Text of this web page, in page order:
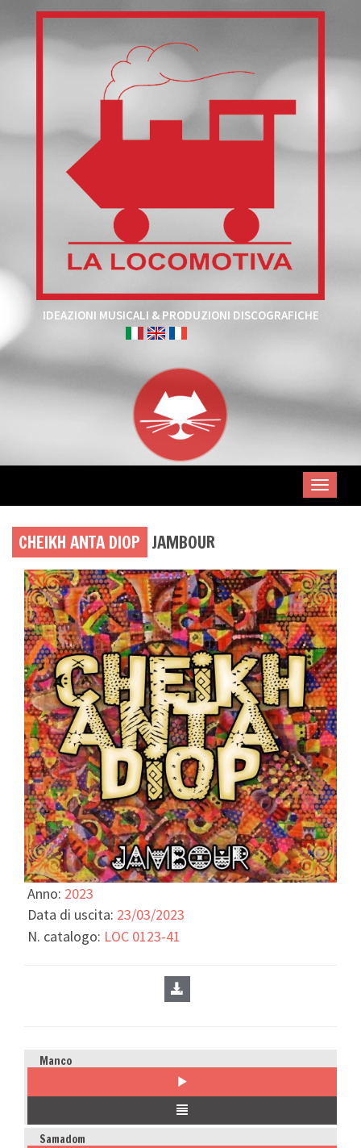
IDEAZIONI MUSICALI & PRODUZIONI DISCOGRAFICHE
CHEIKH ANTA DIOP JAMBOUR
Anno: 2023
Data di uscita: 23/03/2023
N. catalogo: LOC 0123-41
Manco
Samadom